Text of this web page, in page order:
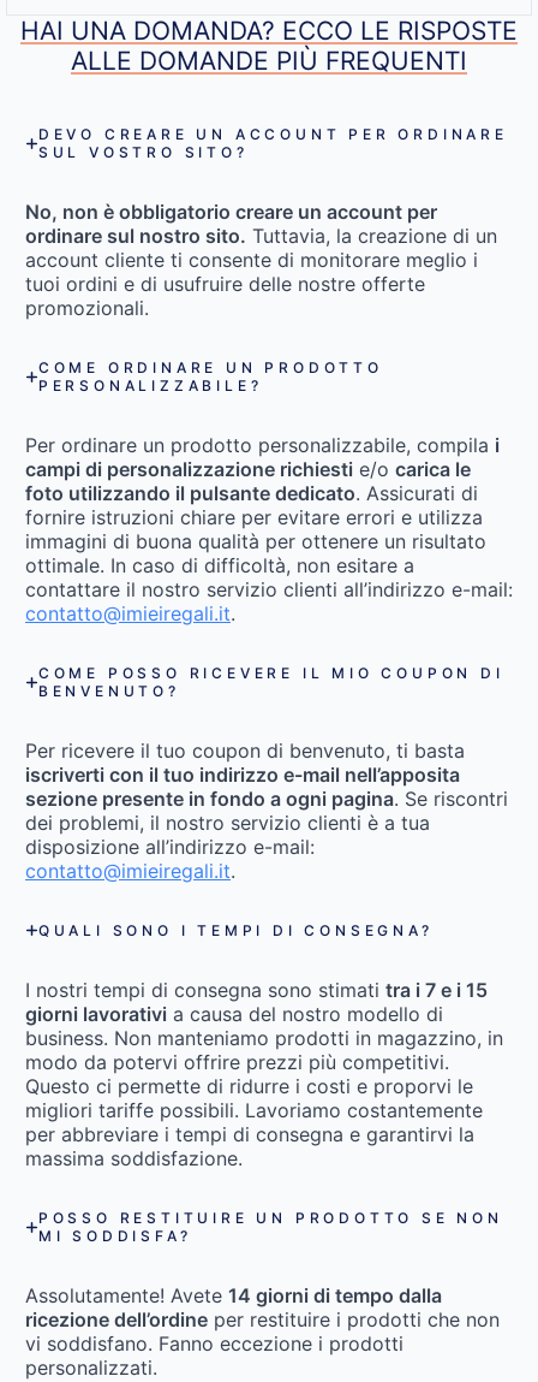
HAI UNA DOMANDA? ECCO LE RISPOSTE
ALLE DOMANDE PIÙ FREQUENTI
DEVO CREARE UN ACCOUNT PER ORDINARE
SUL VOSTRO SITO?
No, non è obbligatorio creare un account per
ordinare sul nostro sito. Tuttavia, la creazione di un
account cliente ti consente di monitorare meglio i
tuoi ordini e di usufruire delle nostre offerte
promozionali.
COME ORDINARE UN PRODOTTO
PERSONALIZZABILE?
Per ordinare un prodotto personalizzabile, compila i
campi di personalizzazione richiesti e/o carica le
foto utilizzando il pulsante dedicato. Assicurati di
fornire istruzioni chiare per evitare errori e utilizza
immagini di buona qualità per ottenere un risultato
ottimale. In caso di difficoltà, non esitare a
contattare il nostro servizio clienti all’indirizzo e-mail:
contatto@imieiregali.it.
COME POSSO RICEVERE IL MIO COUPON DI
BENVENUTO?
Per ricevere il tuo coupon di benvenuto, ti basta
iscriverti con il tuo indirizzo e-mail nell’apposita
sezione presente in fondo a ogni pagina. Se riscontri
dei problemi, il nostro servizio clienti è a tua
disposizione all’indirizzo e-mail:
contatto@imieiregali.it.
QUALI SONO I TEMPI DI CONSEGNA?
I nostri tempi di consegna sono stimati tra i 7 e i 15
giorni lavorativi a causa del nostro modello di
business. Non manteniamo prodotti in magazzino, in
modo da potervi offrire prezzi più competitivi.
Questo ci permette di ridurre i costi e proporvi le
migliori tariffe possibili. Lavoriamo costantemente
per abbreviare i tempi di consegna e garantirvi la
massima soddisfazione.
POSSO RESTITUIRE UN PRODOTTO SE NON
MI SODDISFA?
Assolutamente! Avete 14 giorni di tempo dalla
ricezione dell’ordine per restituire i prodotti che non
vi soddisfano. Fanno eccezione i prodotti
personalizzati.